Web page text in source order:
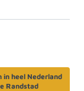
in heel Nederland
Randstad